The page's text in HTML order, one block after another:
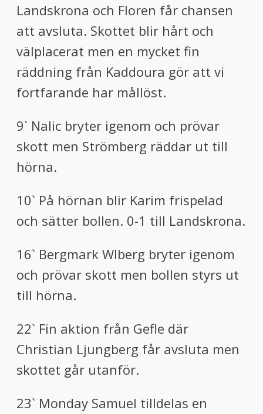
Landskrona och Floren får chansen
att avsluta. Skottet blir hårt och
välplacerat men en mycket fin
räddning från Kaddoura gör att vi
fortfarande har mållöst.
9` Nalic bryter igenom och prövar
skott men Strömberg räddar ut till
hörna.
10` På hörnan blir Karim frispelad
och sätter bollen. 0-1 till Landskrona.
16` Bergmark WIberg bryter igenom
och prövar skott men bollen styrs ut
till hörna.
22` Fin aktion från Gefle där
Christian Ljungberg får avsluta men
skottet går utanför.
23` Monday Samuel tilldelas en